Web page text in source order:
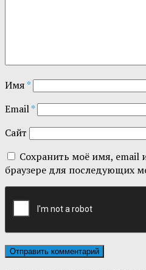
Имя*
Email*
Сайт
Сохранить моё имя, email
браузере для последующих